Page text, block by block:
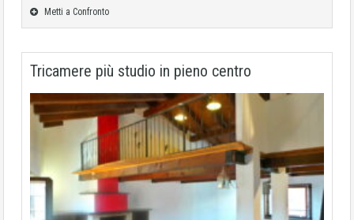
Metti a Confronto
Tricamere più studio in pieno centro